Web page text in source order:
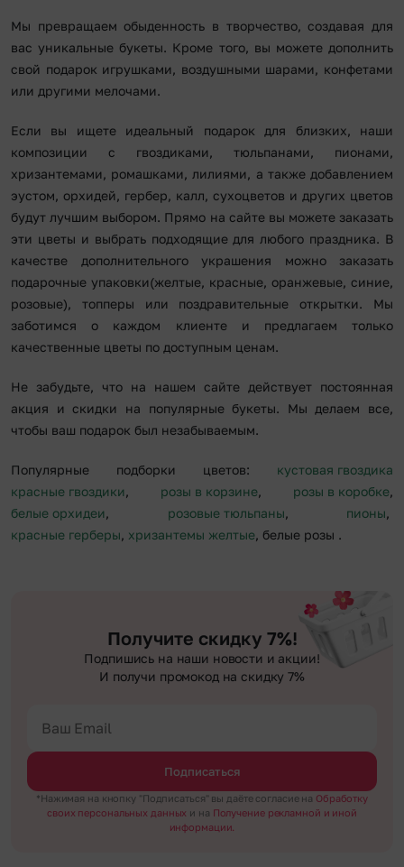
Мы превращаем обыденность в творчество, создавая для
вас уникальные букеты. Кроме того, вы можете дополнить
свой подарок игрушками, воздушными шарами, конфетами
или другими мелочами.
Если вы ищете идеальный подарок для близких, наши
композиции с гвоздиками, тюльпанами, пионами,
хризантемами, ромашками, лилиями, а также добавлением
эустом, орхидей, гербер, калл, сухоцветов и других цветов
будут лучшим выбором. Прямо на сайте вы можете заказать
эти цветы и выбрать подходящие для любого праздника. В
качестве дополнительного украшения можно заказать
подарочные упаковки(желтые, красные, оранжевые, синие,
розовые), топперы или поздравительные открытки. Мы
заботимся о каждом клиенте и предлагаем только
качественные цветы по доступным ценам.
Не забудьте, что на нашем сайте действует постоянная
акция и скидки на популярные букеты. Мы делаем все,
чтобы ваш подарок был незабываемым.
Популярные подборки цветов: кустовая гвоздика
красные гвоздики, розы в корзине, розы в коробке,
белые орхидеи, розовые тюльпаны, пионы,
красные герберы, хризантемы желтые, белые розы .
Получите скидку 7%!
Подпишись на наши новости и акции!
И получи промокод на скидку 7%
Подписаться
*Нажимая на кнопку "Подписаться" вы даёте согласие на Обработку
своих персональных данных и на Получение рекламной и иной
информации.